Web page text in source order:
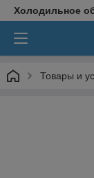
Холодильное
Товары и